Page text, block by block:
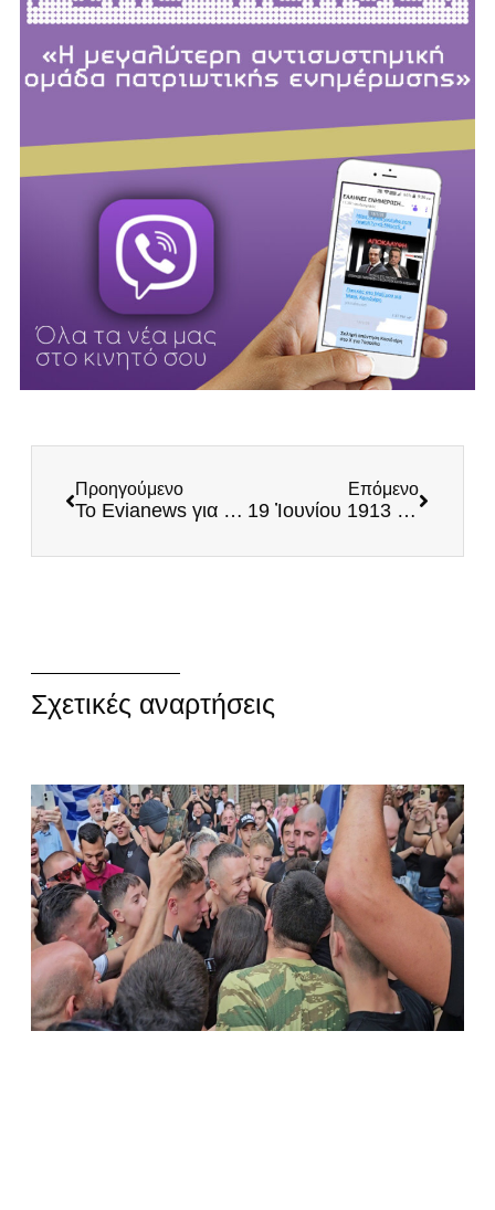
Προηγούμενο
Το Evianews για τον Λάμπρο Χουλιαρά και την συμμετοχή του στους ΕΛΛΗΝΕΣ
Επόμενο
19 Ἰουνίου 1913 – Ἡ Μάχη τοῦ Κιλκίς
Σχετικές αναρτήσεις